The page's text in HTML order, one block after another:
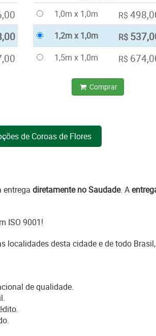
1,0m x 1,0m
R$
1,2m x 1,0m R$
1,5m x 1,0m R$
Comprar
de Coroas de Flores
entrega diretamente no Saudade. A
ISO 9001!
localidades desta cidade e de todo
de qualidade.